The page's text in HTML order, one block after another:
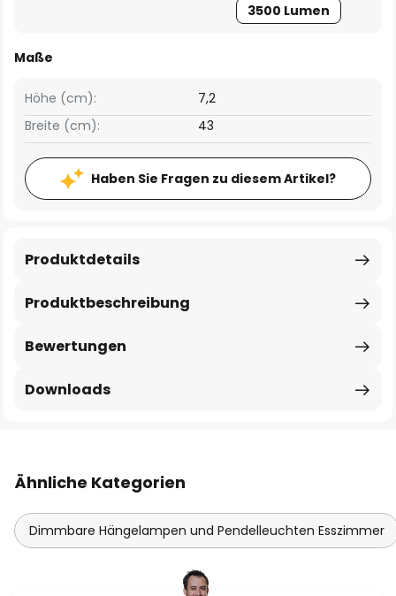
3500 Lumen
Maße
Breite (cm): 43
Höhe (cm): 7,2
Haben Sie Fragen zu diesem Artikel?
Produktbeschreibung
Produktdetails
Bewertungen
Downloads
Ähnliche Kategorien
Dimmbare Hängelampen und Pendelleuchten Esszimmer